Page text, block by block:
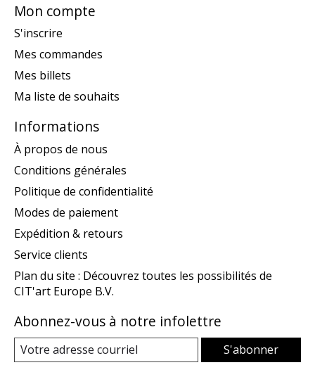
Mon compte
S'inscrire
Mes commandes
Mes billets
Ma liste de souhaits
Informations
À propos de nous
Conditions générales
Politique de confidentialité
Modes de paiement
Expédition & retours
Service clients
Plan du site : Découvrez toutes les possibilités de
CIT'art Europe B.V.
Abonnez-vous à notre infolettre
S'abonner